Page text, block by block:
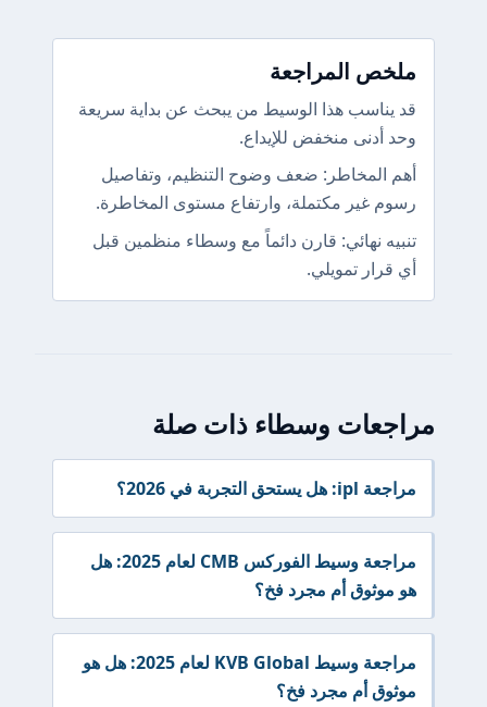
ملخص المراجعة
قد يناسب هذا الوسيط من يبحث عن بداية سريعة
وحد أدنى منخفض للإيداع.
أهم المخاطر: ضعف وضوح التنظيم، وتفاصيل
رسوم غير مكتملة، وارتفاع مستوى المخاطرة.
تنبيه نهائي: قارن دائماً مع وسطاء منظمين قبل
أي قرار تمويلي.
مراجعات وسطاء ذات صلة
مراجعة ipl: هل يستحق التجربة في 2026؟
مراجعة وسيط الفوركس CMB لعام 2025: هل
هو موثوق أم مجرد فخ؟
مراجعة وسيط KVB Global لعام 2025: هل هو
موثوق أم مجرد فخ؟